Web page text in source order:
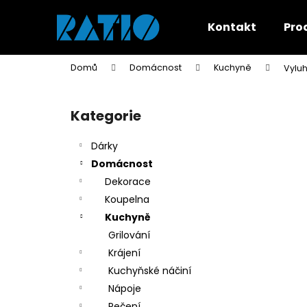
Kontakt
Domů Domácnost Kuchyně
Přeskočit
kategorie
Kategorie
Dárky
Domácnost
Dekorace
Koupelna
Kuchyně
Grilování
Krájení
Kuchyňské náčiní
Nápoje
í
Zpět
do
obchodu
Zpět
do
obchodu